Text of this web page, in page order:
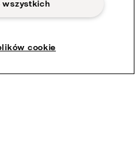
wszystkich
cookie